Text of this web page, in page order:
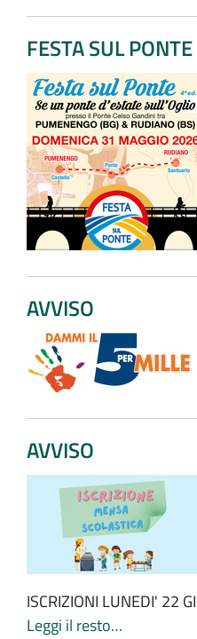
FESTA SUL PONTE
AVVISO
AVVISO
ISCRIZIONI LUNEDI' 22
Leggi il resto…